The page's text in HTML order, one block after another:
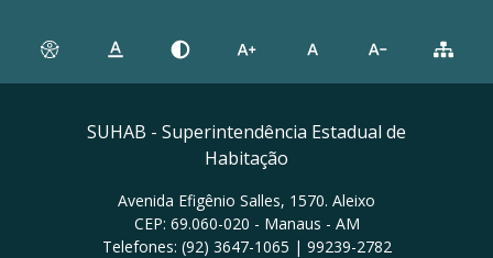
SUHAB - Superintendência Estadual de
Habitação
Avenida Efigênio Salles, 1570. Aleixo
CEP: 69.060-020 - Manaus - AM
Telefones: (92) 3647-1065 | 99239-2782